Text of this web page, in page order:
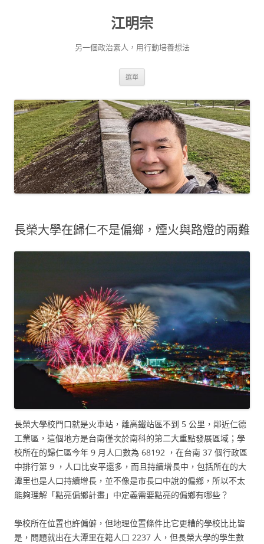
江明宗
另一個政治素人，用行動培養想法
選單
長榮大學在歸仁不是偏鄉，煙火與路燈的兩難
長榮大學校門口就是火車站，離高鐵站區不到 5 公里，鄰近仁德
工業區，這個地方是台南僅次於南科的第二大重點發展區域；學
校所在的歸仁區今年 9 月人口數為 68192 ，在台南 37 個行政區
中排行第 9 ，人口比安平還多，而且持續增長中，包括所在的大
潭里也是人口持續增長，並不像是市長口中說的偏鄉，所以不太
能夠理解「點亮偏鄉計畫」中定義需要點亮的偏鄉有哪些？
學校所在位置也許偏僻，但地理位置條件比它更糟的學校比比皆
是，問題就出在大潭里在籍人口 2237 人，但長榮大學的學生數